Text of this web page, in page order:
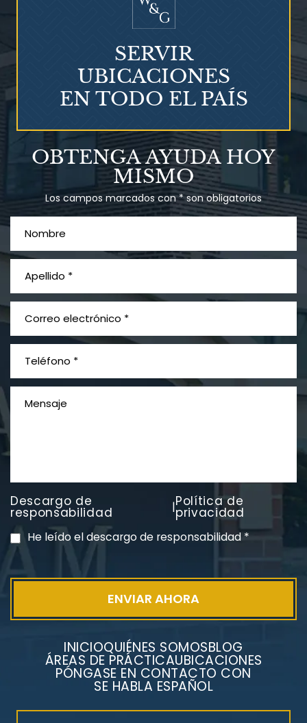
Talco en polvo
Ovary cancer
¿Qué es el mesotelioma?
PVC Cloruro de polivinilo
Exposición
OBTENGA AYUDA HOY
MISMO
Los campos marcados con * son obligatorios
Descargo de
responsabilidad |Política de
privacidad
He leído el descargo de responsabilidad*
SERVIR
UBICACIONES
EN TODO EL PAÍS
INICIOQUIÉNES SOMOSBLOG
ÁREAS DE PRÁCTICAUBICACIONES
PÓNGASE EN CONTACTO CON
SE HABLA ESPAÑOL